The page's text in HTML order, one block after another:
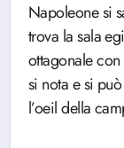
Napoleone si
trova la sala
ottagonale
si nota e si
l’oeil della